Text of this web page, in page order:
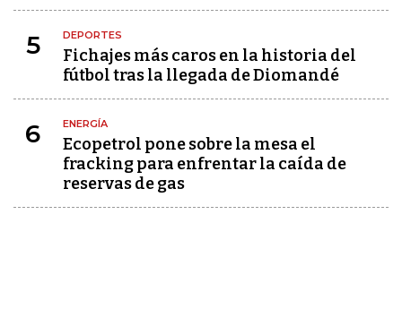
5 DEPORTES
Fichajes más caros en la historia del
fútbol tras la llegada de Diomandé
6 ENERGÍA
Ecopetrol pone sobre la mesa el
fracking para enfrentar la caída de
reservas de gas